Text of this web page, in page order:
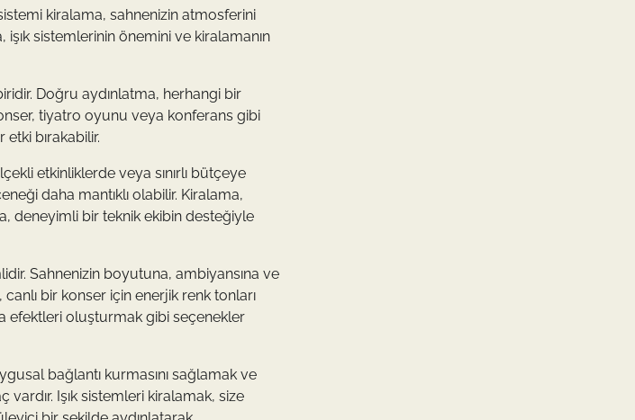
kiralama, sahnenizin atmosferini
sistemlerinin önemini ve kiralamanın
Doğru aydınlatma, herhangi bir
tiyatro oyunu veya konferans gibi
bırakabilir.
etkinliklerde veya sınırlı bütçeye
daha mantıklı olabilir. Kiralama,
deneyimli bir teknik ekibin desteğiyle
Sahnenizin boyutuna, ambiyansına ve
bir konser için enerjik renk tonları
efektleri oluşturmak gibi seçenekler
bağlantı kurmasını sağlamak ve
Işık sistemleri kiralamak, size